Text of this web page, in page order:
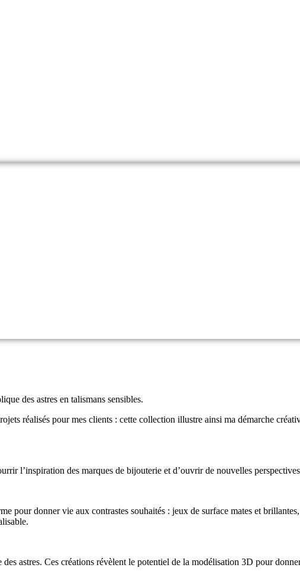
des astres en talismans sensibles.
réalisés pour mes clients : cette collection illustre ainsi ma démarche
l’inspiration des marques de bijouterie et d’ouvrir de nouvelles
pour donner vie aux contrastes souhaités : jeux de surface mates et
astres. Ces créations révèlent le potentiel de la modélisation 3D pour